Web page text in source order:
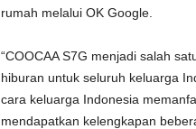
rumah melalui OK Google.
“COOCAA S7G menjadi salah
hiburan untuk seluruh keluarga
cara keluarga Indonesia
mendapatkan kelengkapan